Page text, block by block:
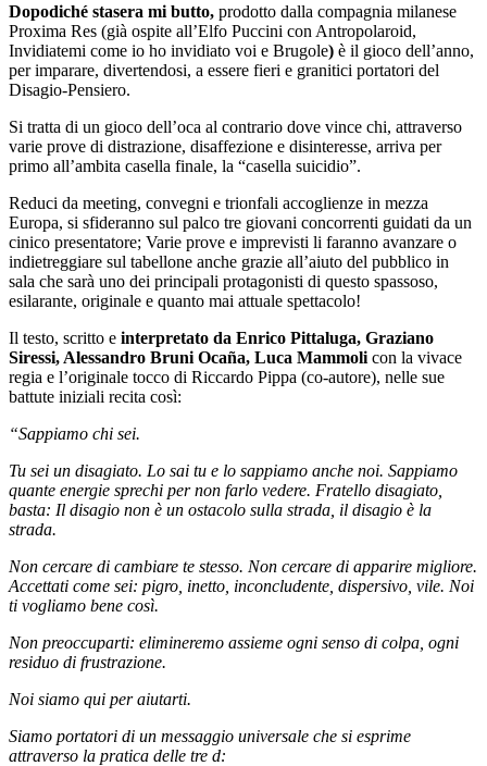
Dopodiché stasera mi butto, prodotto dalla compagnia milanese
Proxima Res (già ospite all’Elfo Puccini con Antropolaroid,
Invidiatemi come io ho invidiato voi e Brugole) è il gioco dell’anno,
per imparare, divertendosi, a essere fieri e granitici portatori del
Disagio-Pensiero.
Si tratta di un gioco dell’oca al contrario dove vince chi, attraverso
varie prove di distrazione, disaffezione e disinteresse, arriva per
primo all’ambita casella finale, la “casella suicidio”.
Reduci da meeting, convegni e trionfali accoglienze in mezza
Europa, si sfideranno sul palco tre giovani concorrenti guidati da un
cinico presentatore; Varie prove e imprevisti li faranno avanzare o
indietreggiare sul tabellone anche grazie all’aiuto del pubblico in
sala che sarà uno dei principali protagonisti di questo spassoso,
esilarante, originale e quanto mai attuale spettacolo!
Il testo, scritto e interpretato da Enrico Pittaluga, Graziano
Siressi, Alessandro Bruni Ocaña, Luca Mammoli con la vivace
regia e l’originale tocco di Riccardo Pippa (co-autore), nelle sue
battute iniziali recita così:
“Sappiamo chi sei.
Tu sei un disagiato. Lo sai tu e lo sappiamo anche noi. Sappiamo
quante energie sprechi per non farlo vedere. Fratello disagiato,
basta: Il disagio non è un ostacolo sulla strada, il disagio è la
strada.
Non cercare di cambiare te stesso. Non cercare di apparire migliore.
Accettati come sei: pigro, inetto, inconcludente, dispersivo, vile. Noi
ti vogliamo bene così.
Non preoccuparti: elimineremo assieme ogni senso di colpa, ogni
residuo di frustrazione.
Noi siamo qui per aiutarti.
Siamo portatori di un messaggio universale che si esprime
attraverso la pratica delle tre d: